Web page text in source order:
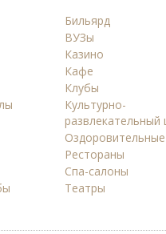
Бильярд
ВУЗы
Казино
Кафе
Клубы
Культурно-
развлекательный
Рестораны
Спа-салоны
Театры